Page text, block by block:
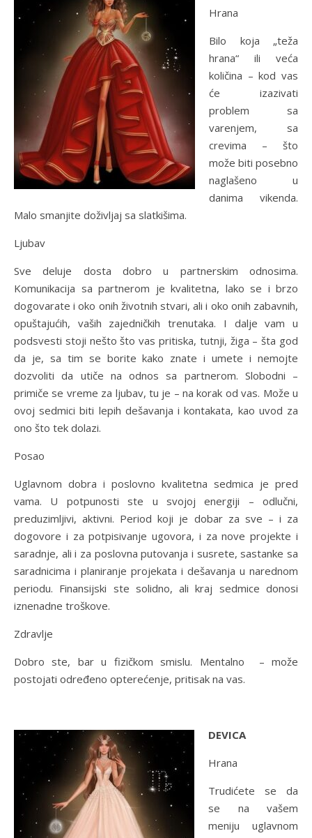
Hrana
Bilo koja „teža
hrana“ ili veća
količina – kod vas
će izazivati
problem sa
varenjem, sa
crevima – što
može biti posebno
naglašeno u
danima vikenda.
Malo smanjite doživljaj sa slatkišima.
Ljubav
Sve deluje dosta dobro u partnerskim odnosima.
Komunikacija sa partnerom je kvalitetna, lako se i brzo
dogovarate i oko onih životnih stvari, ali i oko onih zabavnih,
opuštajućih, vaših zajedničkih trenutaka. I dalje vam u
podsvesti stoji nešto što vas pritiska, tutnji, žiga – šta god
da je, sa tim se borite kako znate i umete i nemojte
dozvoliti da utiče na odnos sa partnerom. Slobodni –
primiče se vreme za ljubav, tu je – na korak od vas. Može u
ovoj sedmici biti lepih dešavanja i kontakata, kao uvod za
ono što tek dolazi.
Posao
Uglavnom dobra i poslovno kvalitetna sedmica je pred
vama. U potpunosti ste u svojoj energiji – odlučni,
preduzimljivi, aktivni. Period koji je dobar za sve – i za
dogovore i za potpisivanje ugovora, i za nove projekte i
saradnje, ali i za poslovna putovanja i susrete, sastanke sa
saradnicima i planiranje projekata i dešavanja u narednom
periodu. Finansijski ste solidno, ali kraj sedmice donosi
iznenadne troškove.
Zdravlje
Dobro ste, bar u fizičkom smislu. Mentalno – može
postojati određeno opterećenje, pritisak na vas.
DEVICA
Hrana
Trudićete se da
se na vašem
meniju uglavnom